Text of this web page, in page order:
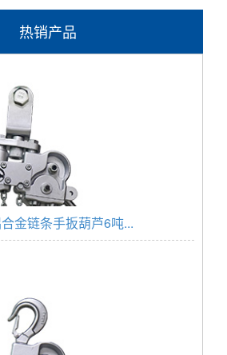
热销产品
金链条手扳葫芦6吨...